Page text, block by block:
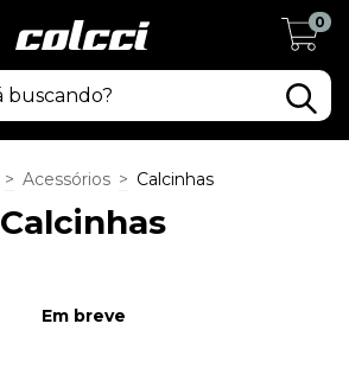
0
> Acessórios > Calcinhas
Calcinhas
Em breve